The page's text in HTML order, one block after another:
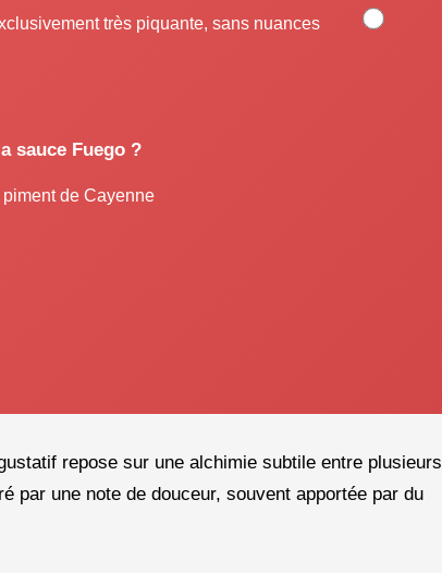
très piquante, sans nuances
sauce Fuego ?
piment de Cayenne
repose sur une alchimie subtile entre plusieurs
par une note de douceur, souvent apportée par du